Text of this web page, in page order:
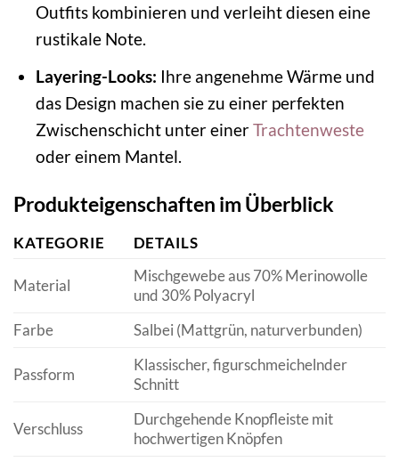
Outfits kombinieren und verleiht diesen eine
rustikale Note.
Layering-Looks: Ihre angenehme Wärme und
das Design machen sie zu einer perfekten
Zwischenschicht unter einerTrachtenweste
oder einem Mantel.
Produkteigenschaften im Überblick
KATEGORIE DETAILS
Material
Mischgewebe aus 70% Merinowolle
und 30% Polyacryl
Farbe
Salbei (Mattgrün, naturverbunden)
Passform
Klassischer, figurschmeichelnder
Schnitt
Verschluss
Durchgehende Knopfleiste mit
hochwertigen Knöpfen